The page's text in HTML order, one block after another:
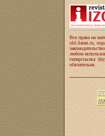
Все права на
old.ilaran.ru,
любом
гиперссылка
обязательна.